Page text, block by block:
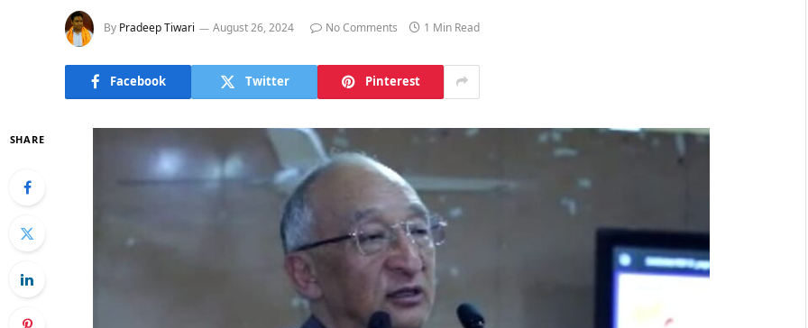
By Pradeep Tiwari August 26, 2024 No Comments 1 Min Read
Facebook Twitter Pinterest
SHARE